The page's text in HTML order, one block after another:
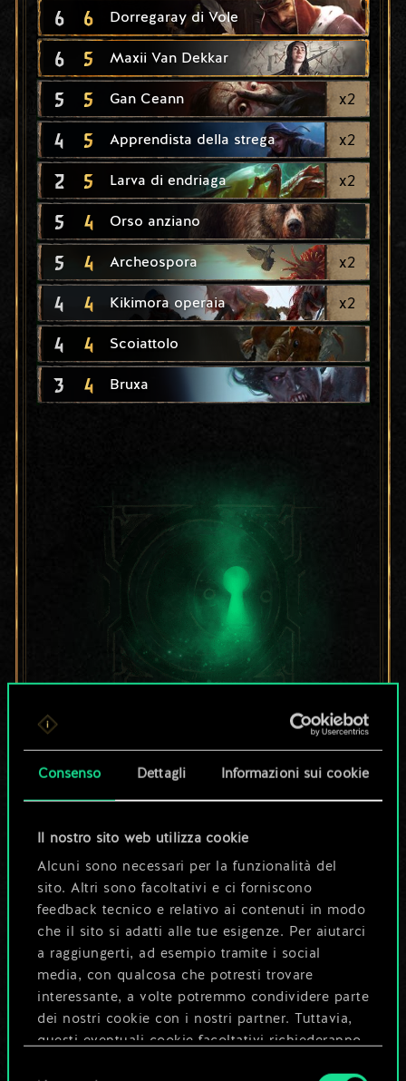
Consenso Dettagli Informazioni sui cookie
Il nostro sito web utilizza cookie
Alcuni sono necessari per la funzionalità del
sito. Altri sono facoltativi e ci forniscono
feedback tecnico e relativo ai contenuti in modo
che il sito si adatti alle tue esigenze. Per aiutarci
a raggiungerti, ad esempio tramite i social
media, con qualcosa che potresti trovare
interessante, a volte potremmo condividere parte
dei nostri cookie con i nostri partner. Tuttavia,
questi eventuali cookie facoltativi richiederanno
6 6 Dorregaray di Vole
6 5 Maxii Van Dekkar
5 5 Gan Ceann x2
4 5 Apprendista della strega x2
2 5 Larva di endriaga x2
5 4 Orso anziano
5 4 Archeospora x2
4 4 Kikimora operaia x2
4 4 Scoiattolo
3 4 Bruxa
Per ora, è solo un
set di carte
Ma può diventare
molto altro!
guida
Modifica mazzo